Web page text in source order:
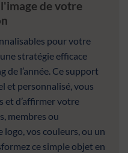
de votre
pour votre
stratégie efficace
de l’année. Ce support
et personnalisé, vous
et d’affirmer votre
membres ou
vos couleurs, ou un
ce simple objet en